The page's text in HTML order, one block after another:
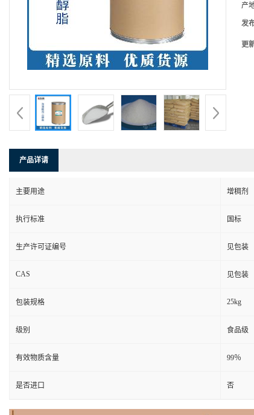
产
发
更
产品详请
主要用途 增稠剂
执行标准 国标
生产许可证编号 见包装
CAS 见包装
包装规格 25kg
级别 食品级
有效物质含量 99％
是否进口 否